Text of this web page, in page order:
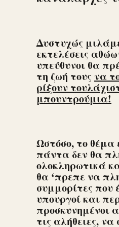
Δυστυχώς
εκτελέσεις
υπεύθυνοι θα
τη ζωή τους να
ρίξουν
μπουντρούμια!
Ωστόσο, το θέμα
πάντα δεν θα
ολοκληρωτικά
θα ‘πρεπε να
συμμορίτες που
υπουργοί και
προσκυνημένοι
τις αλήθειες,